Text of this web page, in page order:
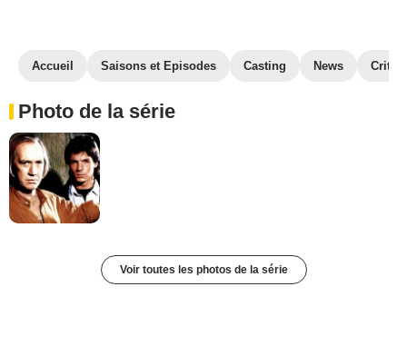
Accueil Saisons et Episodes Casting News
Photo de la série
Voir toutes les photos de la série